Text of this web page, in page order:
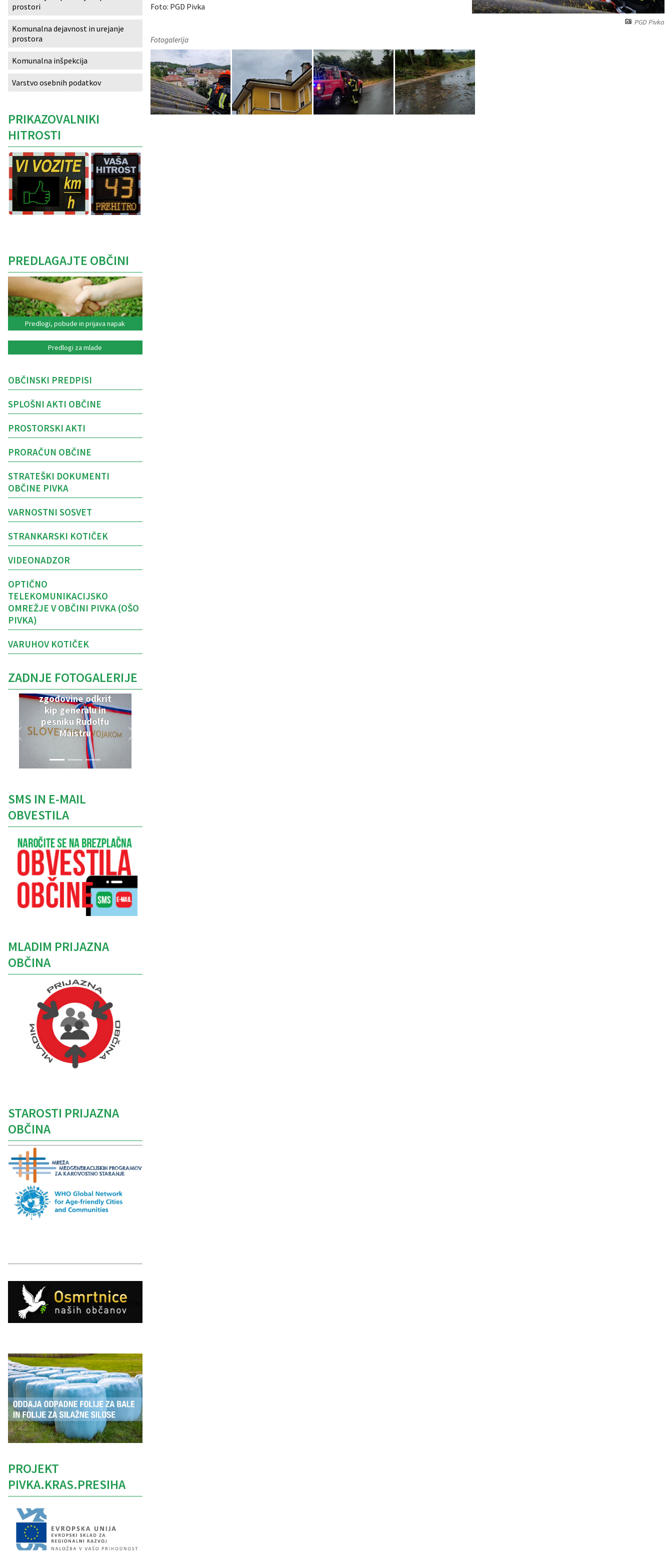
PGD Pivka
Foto: PGD Pivka
Fotogalerija
prostori
Komunalna dejavnost in urejanje
prostora
Komunalna inšpekcija
Varstvo osebnih podatkov
PRIKAZOVALNIKI
HITROSTI
PREDLAGAJTE OBČINI
Predlogi, pobude in prijava napak
Predlogi za mlade
OBČINSKI PREDPISI
SPLOŠNI AKTI OBČINE
PROSTORSKI AKTI
PRORAČUN OBČINE
STRATEŠKI DOKUMENTI
OBČINE PIVKA
VARNOSTNI SOSVET
STRANKARSKI KOTIČEK
VIDEONADZOR
OPTIČNO
TELEKOMUNIKACIJSKO
OMREŽJE V OBČINI PIVKA (OŠO
PIVKA)
VARUHOV KOTIČEK
ZADNJE FOTOGALERIJE
V Parku vojaške
zgodovine odkrit
kip generalu in
pesniku Rudolfu
Maistru
SMS IN E-MAIL
OBVESTILA
MLADIM PRIJAZNA
OBČINA
STAROSTI PRIJAZNA
OBČINA
PROJEKT
PIVKA.KRAS.PRESIHA
Izobraževanje
Kultura, šport in turizem
Sociala in zdravstvo
Skupna občinska uprava